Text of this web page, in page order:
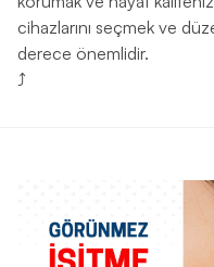
cihazlarını seçmek ve
derece önemlidir.
⤴